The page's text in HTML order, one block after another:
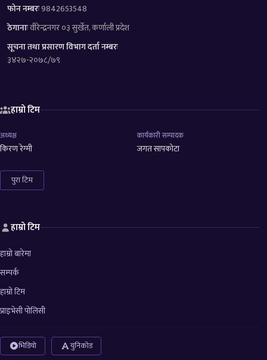
फोन नम्बरः9842653548
ठेगानाःवीरेन्द्रनगर ०३ सुर्खेत, कर्णाली प्रदेश
सूचना तथा प्रसारण विभाग दर्ता नम्बरः
३४२७-२०७८/७९
हाम्रो टिम
अध्यक्ष
किरण रेग्मी
कार्यकारी सम्पादक
जगत सापकोटा
पुरा टिम
हाम्रो टिम
हाम्रो बारेमा
सम्पर्क
हाम्रो टिम
प्राइभेसी पोलिसी
भिडियो युनिकोड